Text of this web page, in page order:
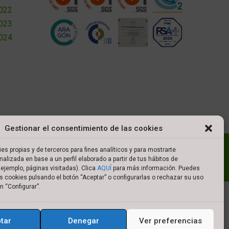
Gestionar el consentimiento de las cookies
propias y de terceros para fines analíticos y para mostrarte
en base a un perfil elaborado a partir de tus hábitos de
páginas visitadas). Clica AQUÍ para más información. Puedes
cookies pulsando el botón “Aceptar” o configurarlas o rechazar su uso
“Configurar”.
Denegar Ver preferencias
Política de cookies
Política de privacidad
de compra